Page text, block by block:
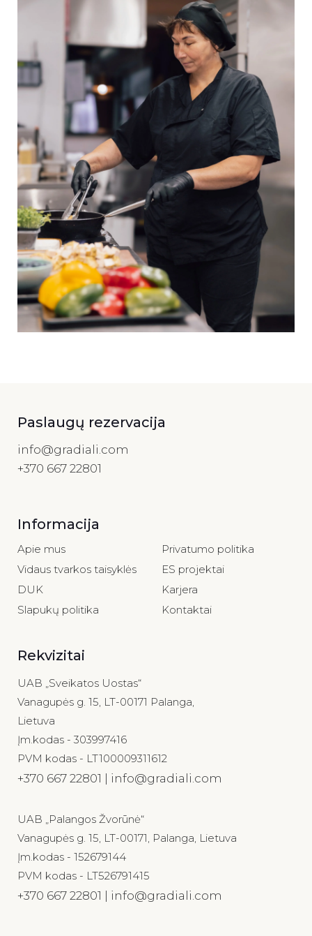
Paslaugų rezervacija
info@gradiali.com
+370 667 22801
Informacija
Apie mus
Vidaus tvarkos taisyklės
DUK
Slapukų politika
Privatumo politika
ES projektai
Karjera
Kontaktai
Rekvizitai
UAB „Sveikatos Uostas“
Vanagupės g. 15, LT-00171 Palanga,
Lietuva
Įm.kodas - 303997416
PVM kodas - LT100009311612
+370 667 22801 | info@gradiali.com
UAB „Palangos Žvorūnė“
Vanagupės g. 15, LT-00171, Palanga, Lietuva
Įm.kodas - 152679144
PVM kodas - LT526791415
+370 667 22801 | info@gradiali.com